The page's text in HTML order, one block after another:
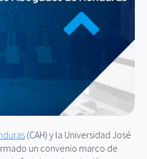
(CAH) y la Universidad José
un convenio marco de